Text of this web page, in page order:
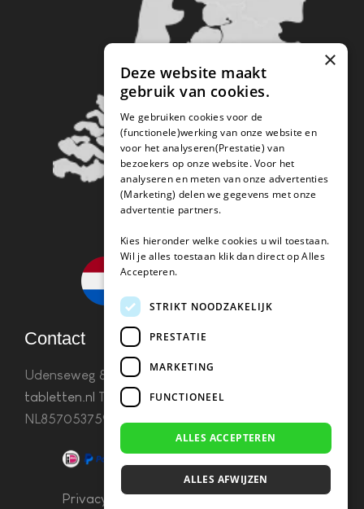
Contact
Udenseweg 8B 5405 PA Udeninfo(@)koffie-
tabletten.nl Tel. 085 782 5578KvK 67529623 Btw:
NL857053759B01
Privacy & Cookies–Algemene Voorwaarden
×
Deze website maakt
gebruik van cookies.
We gebruiken cookies voor de
(functionele)werking van onze website en
voor het analyseren(Prestatie) van
bezoekers op onze website. Voor het
analyseren en meten van onze advertenties
(Marketing) delen we gegevens met onze
advertentie partners.
Kies hieronder welke cookies u wil toestaan.
Wil je alles toestaan klik dan direct op Alles
Accepteren.
STRIKT NOODZAKELIJK
PRESTATIE
MARKETING
FUNCTIONEEL
ALLES ACCEPTEREN
ALLES AFWIJZEN